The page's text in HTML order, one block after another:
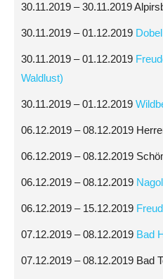
30.11.2019 – 30.11.2019
30.11.2019 – 01.12.2019 Dobel
30.11.2019 – 01.12.2019
Waldlust)
30.11.2019 – 01.12.2019
06.12.2019 – 08.12.2019
06.12.2019 – 08.12.2019
06.12.2019 – 08.12.2019
06.12.2019 – 15.12.2019
07.12.2019 – 08.12.2019 Bad
07.12.2019 – 08.12.2019 Bad